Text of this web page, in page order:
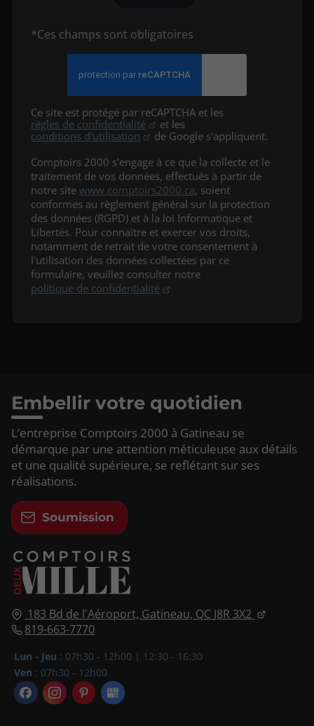
*Ces champs sont obligatoires
Ce site est protégé par reCAPTCHA et les
règles de confidentialité
et les
conditions d'utilisation
de Google s'appliquent.
Comptoirs 2000 s'engage à ce que la collecte et le
traitement de vos données, effectués à partir de
notre sitewww.comptoirs2000.ca, soient
conformes au règlement général sur la protection
des données (RGPD) et à la loi Informatique et
Libertés. Pour connaître et exercer vos droits,
notamment de retrait de votre consentement à
l'utilisation des données collectées par ce
formulaire, veuillez consulter notre
politique de confidentialité
183 Bd de l'Aéroport, Gatineau, QC J8R 3X2
819-663-7770
Lun - Jeu : 07h30 - 12h00 | 12:30 - 16:30
Ven : 07h30 - 12h00
Embellir votre quotidien
L’entreprise Comptoirs 2000 à Gatineau se
démarque par une attention méticuleuse aux détails
et une qualité supérieure, se reflétant sur ses
réalisations.
Soumission